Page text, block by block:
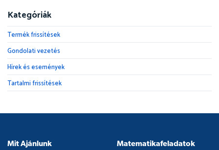
Kategóriák
Termék frissítések
Gondolati vezetés
Hírek és események
Tartalmi frissítések
Mit Ajánlunk Matematikafeladatok